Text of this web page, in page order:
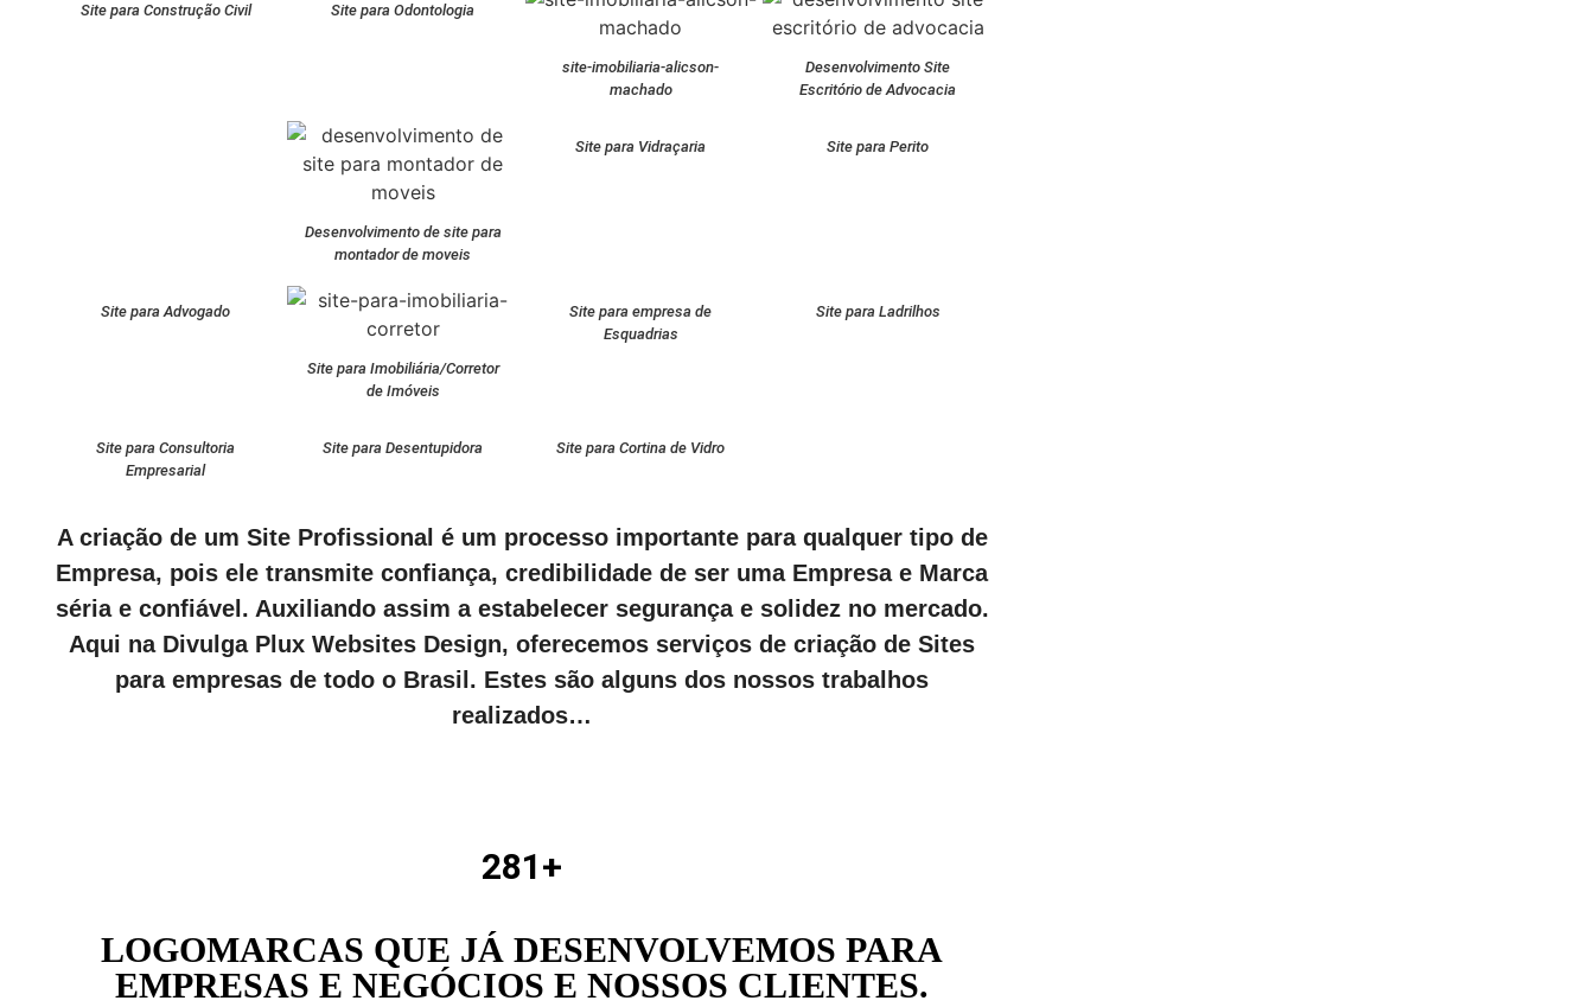
Site para Construção Civil Site para Odontologia
site-imobiliaria-alicson-
machado
Desenvolvimento Site
Escritório de Advocacia
Desenvolvimento de site para
montador de moveis
Site para Vidraçaria Site para Perito
Site para Advogado
Site para Imobiliária/Corretor
de Imóveis
Site para empresa de
Esquadrias
Site para Ladrilhos
Site para Consultoria
Empresarial
Site para Desentupidora Site para Cortina de Vidro
A criação de um Site Profissional é um processo importante para qualquer tipo de
Empresa, pois ele transmite confiança, credibilidade de ser uma Empresa e Marca
séria e confiável. Auxiliando assim a estabelecer segurança e solidez no mercado.
Aqui na Divulga Plux Websites Design, oferecemos serviços de criação de Sites
para empresas de todo o Brasil. Estes são alguns dos nossos trabalhos
realizados…
281+
LOGOMARCAS QUE JÁ DESENVOLVEMOS PARA
EMPRESAS E NEGÓCIOS E NOSSOS CLIENTES.